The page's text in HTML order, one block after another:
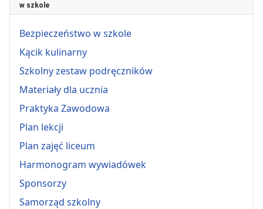
w szkole
Bezpieczeństwo w szkole
Kącik kulinarny
Szkolny zestaw podręczników
Materiały dla ucznia
Praktyka Zawodowa
Plan lekcji
Plan zajęć liceum
Harmonogram wywiadówek
Sponsorzy
Samorząd szkolny